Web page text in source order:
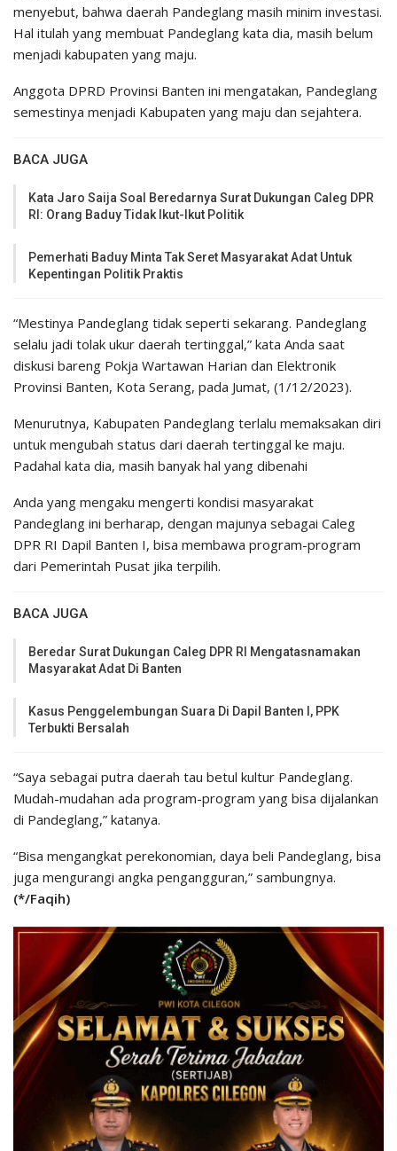
menyebut, bahwa daerah Pandeglang masih minim investasi.
Hal itulah yang membuat Pandeglang kata dia, masih belum
menjadi kabupaten yang maju.
Anggota DPRD Provinsi Banten ini mengatakan, Pandeglang
semestinya menjadi Kabupaten yang maju dan sejahtera.
BACA JUGA
Kata Jaro Saija Soal Beredarnya Surat Dukungan Caleg DPR
RI: Orang Baduy Tidak Ikut-Ikut Politik
Pemerhati Baduy Minta Tak Seret Masyarakat Adat Untuk
Kepentingan Politik Praktis
“Mestinya Pandeglang tidak seperti sekarang. Pandeglang
selalu jadi tolak ukur daerah tertinggal,” kata Anda saat
diskusi bareng Pokja Wartawan Harian dan Elektronik
Provinsi Banten, Kota Serang, pada Jumat, (1/12/2023).
Menurutnya, Kabupaten Pandeglang terlalu memaksakan diri
untuk mengubah status dari daerah tertinggal ke maju.
Padahal kata dia, masih banyak hal yang dibenahi
Anda yang mengaku mengerti kondisi masyarakat
Pandeglang ini berharap, dengan majunya sebagai Caleg
DPR RI Dapil Banten I, bisa membawa program-program
dari Pemerintah Pusat jika terpilih.
BACA JUGA
Beredar Surat Dukungan Caleg DPR RI Mengatasnamakan
Masyarakat Adat Di Banten
Kasus Penggelembungan Suara Di Dapil Banten I, PPK
Terbukti Bersalah
“Saya sebagai putra daerah tau betul kultur Pandeglang.
Mudah-mudahan ada program-program yang bisa dijalankan
di Pandeglang,” katanya.
“Bisa mengangkat perekonomian, daya beli Pandeglang, bisa
juga mengurangi angka pengangguran,” sambungnya.
(*/Faqih)